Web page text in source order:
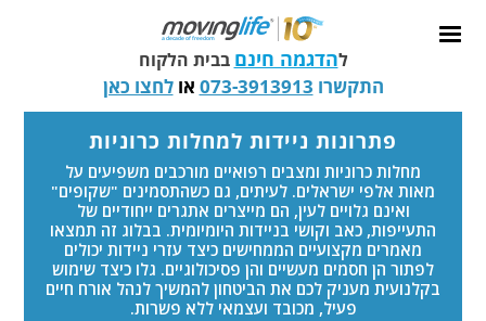
להדגמה חינם בבית הלקוח
התקשרו 073-3913913 או לחצו כאן
פתרונות ניידות למחלות כרוניות
מחלות כרוניות ומצבים רפואיים מורכבים משפיעים על
מאות אלפי ישראלים. לעיתים, גם כשהתסמינים "שקופים"
ואינם גלויים לעין, הם מייצרים אתגרים ייחודיים של
התעייפות, כאב וקושי בניידות היומיומית. בבלוג זה תמצאו
מאמרים מקצועיים הממחישים כיצד עזרי ניידות יכולים
לפתור הן חסמים מעשיים והן פסיכולוגיים. גלו כיצד שימוש
בקלנועית מעניק לכם את הביטחון להמשיך לנהל אורח חיים
פעיל, מכובד ועצמאי ללא פשרות.